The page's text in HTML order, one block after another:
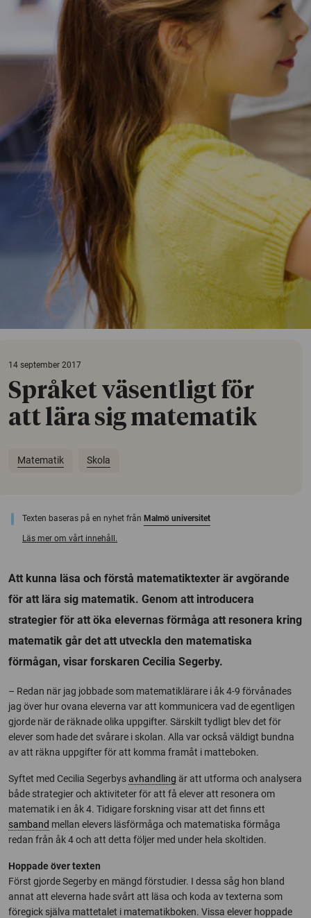
14 september 2017
Språket väsentligt för
att lära sig matematik
Matematik Skola
Texten baseras på en nyhet från Malmö universitet
Läs mer om vårt innehåll.
Att kunna läsa och förstå matematiktexter är avgörande
för att lära sig matematik. Genom att introducera
strategier för att öka elevernas förmåga att resonera kring
matematik går det att utveckla den matematiska
förmågan, visar forskaren Cecilia Segerby.
– Redan när jag jobbade som matematiklärare i åk 4-9 förvånades
jag över hur ovana eleverna var att kommunicera vad de egentligen
gjorde när de räknade olika uppgifter. Särskilt tydligt blev det för
elever som hade det svårare i skolan. Alla var också väldigt bundna
av att räkna uppgifter för att komma framåt i matteboken.
Syftet med Cecilia Segerbysavhandling är att utforma och analysera
både strategier och aktiviteter för att få elever att resonera om
matematik i en åk 4. Tidigare forskning visar att det finns ett
samband mellan elevers läsförmåga och matematiska förmåga
redan från åk 4 och att detta följer med under hela skoltiden.
Hoppade över texten
Först gjorde Segerby en mängd förstudier. I dessa såg hon bland
annat att eleverna hade svårt att läsa och koda av texterna som
föregick själva mattetalet i matematikboken. Vissa elever hoppade